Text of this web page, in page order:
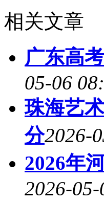
相关文章
广东高
05-06
珠海艺
分2026-
2026年
2026-